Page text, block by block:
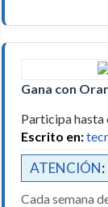
Gana con
Participa
Escrito en:
ATENCIÓN
Cada semana